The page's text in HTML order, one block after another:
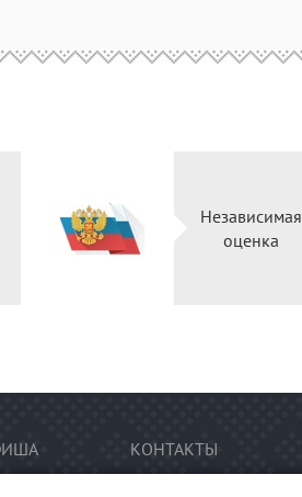
Независимая
оценка
КОНТАКТЫ